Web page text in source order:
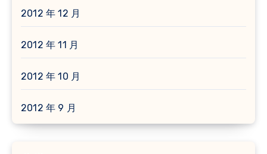
2012 年 12 月
2012 年 11 月
2012 年 10 月
2012 年 9 月